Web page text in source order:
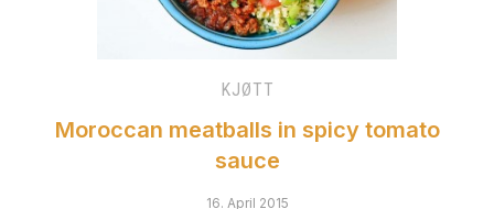
KJØTT
Moroccan meatballs in spicy tomato
sauce
16. April 2015